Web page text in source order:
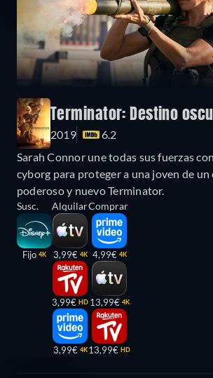
Terminator: Destino
2019
6.2
Sarah Connor une todas sus fuerzas
cyborg para proteger a una joven de
poderoso y nuevo Terminator.
Susc.
Fijo 4K
Alquilar
3,99€ 4K
3,99€ HD
3,99€ 4K
Comprar
4,99€ 4K
13,99€ 4K
13,99€ HD